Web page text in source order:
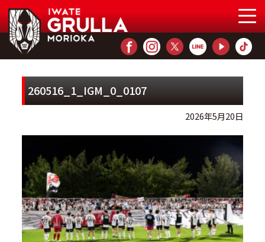
260516_1_IGM_0_0107
2026年5月20日